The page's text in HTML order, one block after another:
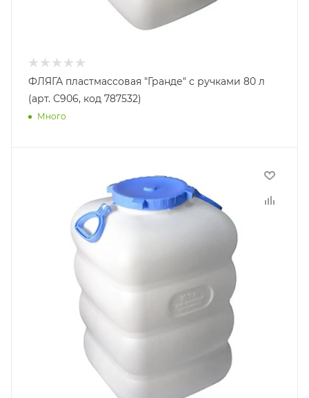
ФЛЯГА пластмассовая "Гранде" с ручками 80 л
(арт. С906, код 787532)
Много